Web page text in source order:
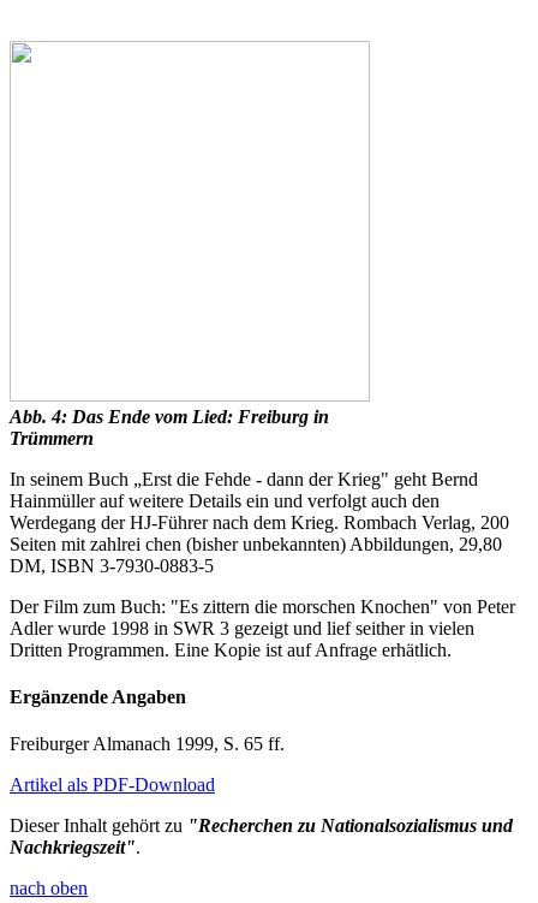
Abb. 4: Das Ende vom Lied: Freiburg in
Trümmern
In seinem Buch „Erst die Fehde - dann der Krieg" geht Bernd
Hainmüller auf weitere Details ein und verfolgt auch den
Werdegang der HJ-Führer nach dem Krieg. Rombach­ Verlag, 200
Seiten mit zahlrei chen (bisher unbekannten) Abbildungen, 29,80
DM, ISBN 3-7930-0883-5
Der Film zum Buch: "Es zittern die morschen Knochen" von Peter
Adler wurde 1998 in SWR 3 gezeigt und lief seither in vielen
Dritten Programmen. Eine Kopie ist auf Anfrage erhätlich.
Ergänzende Angaben
Freiburger Almanach 1999, S. 65 ff.
Artikel als PDF-Download
Dieser Inhalt gehört zu "Recherchen zu Nationalsozialismus und
Nachkriegszeit".
nach oben